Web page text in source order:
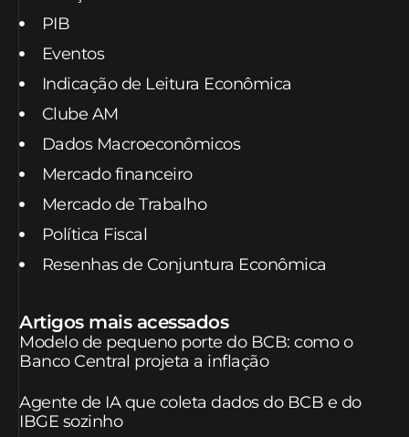
PIB
Eventos
Indicação de Leitura Econômica
Clube AM
Dados Macroeconômicos
Mercado financeiro
Mercado de Trabalho
Política Fiscal
Resenhas de Conjuntura Econômica
Artigos mais acessados
Modelo de pequeno porte do BCB: como o
Banco Central projeta a inflação
Agente de IA que coleta dados do BCB e do
IBGE sozinho